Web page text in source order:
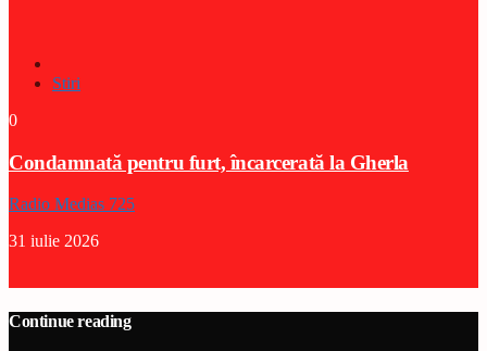
Stiri
0
Condamnată pentru furt, încarcerată la Gherla
Radio Medias 725
31 iulie 2026
Continue reading